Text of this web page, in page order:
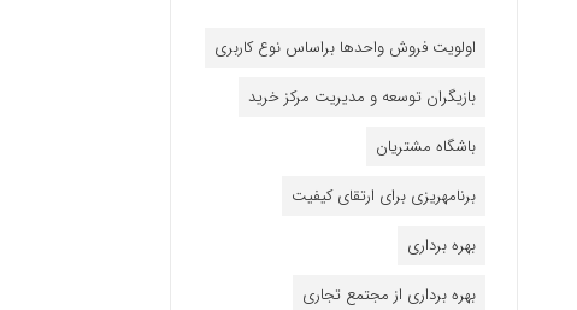
اولویت فروش واحدها براساس نوع کاربری
بازیگران توسعه و مدیریت مرکز خرید
باشگاه مشتریان
برنامه‎ریزی برای ارتقای کیفیت
بهره برداری
بهره برداری از مجتمع تجاری